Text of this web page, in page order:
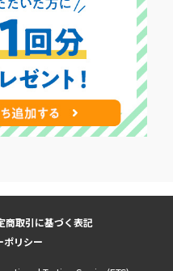
商取引に基づく表記
ポリシー